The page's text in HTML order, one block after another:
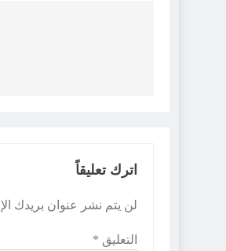
اترك تعليقاً
لن يتم نشر عنوان بريدك
التعليق *